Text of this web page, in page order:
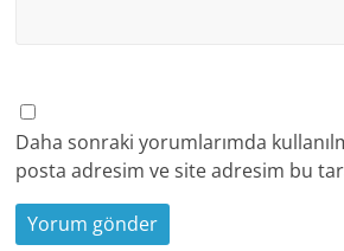
Daha sonraki yorumlarımda
posta adresim ve site adresim bu